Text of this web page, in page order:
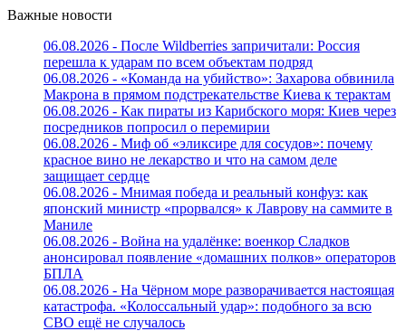
Важные новости
06.08.2026 - После Wildberries запричитали: Россия
перешла к ударам по всем объектам подряд
06.08.2026 - «Команда на убийство»: Захарова обвинила
Макрона в прямом подстрекательстве Киева к терактам
06.08.2026 - Как пираты из Карибского моря: Киев через
посредников попросил о перемирии
06.08.2026 - Миф об «эликсире для сосудов»: почему
красное вино не лекарство и что на самом деле
защищает сердце
06.08.2026 - Мнимая победа и реальный конфуз: как
японский министр «прорвался» к Лаврову на саммите в
Маниле
06.08.2026 - Война на удалёнке: военкор Сладков
анонсировал появление «домашних полков» операторов
БПЛА
06.08.2026 - На Чёрном море разворачивается настоящая
катастрофа. «Колоссальный удар»: подобного за всю
СВО ещё не случалось